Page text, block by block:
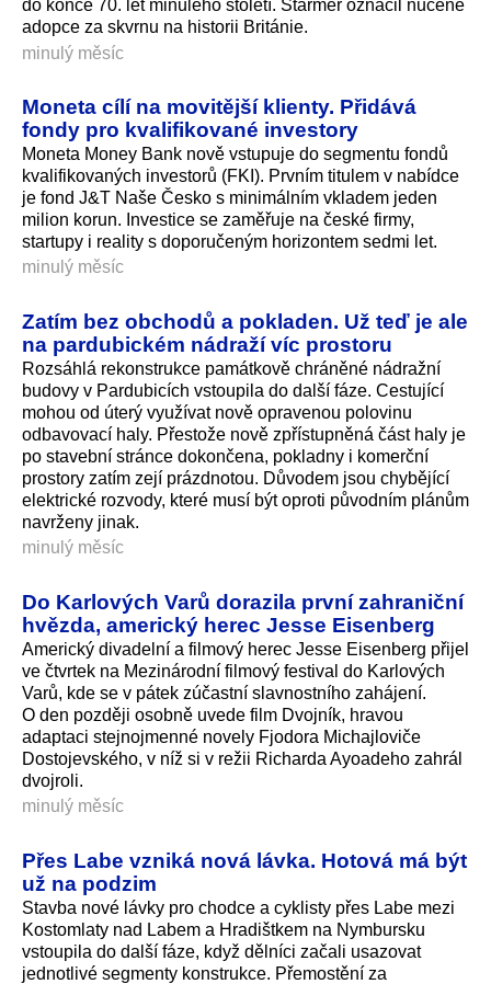
do konce 70. let minulého století. Starmer označil nucené
adopce za skvrnu na historii Británie.
minulý měsíc
Moneta cílí na movitější klienty. Přidává
fondy pro kvalifikované investory
Moneta Money Bank nově vstupuje do segmentu fondů
kvalifikovaných investorů (FKI). Prvním titulem v nabídce
je fond J&T Naše Česko s minimálním vkladem jeden
milion korun. Investice se zaměřuje na české firmy,
startupy i reality s doporučeným horizontem sedmi let.
minulý měsíc
Zatím bez obchodů a pokladen. Už teď je ale
na pardubickém nádraží víc prostoru
Rozsáhlá rekonstrukce památkově chráněné nádražní
budovy v Pardubicích vstoupila do další fáze. Cestující
mohou od úterý využívat nově opravenou polovinu
odbavovací haly. Přestože nově zpřístupněná část haly je
po stavební stránce dokončena, pokladny i komerční
prostory zatím zejí prázdnotou. Důvodem jsou chybějící
elektrické rozvody, které musí být oproti původním plánům
navrženy jinak.
minulý měsíc
Do Karlových Varů dorazila první zahraniční
hvězda, americký herec Jesse Eisenberg
Americký divadelní a filmový herec Jesse Eisenberg přijel
ve čtvrtek na Mezinárodní filmový festival do Karlových
Varů, kde se v pátek zúčastní slavnostního zahájení.
O den později osobně uvede film Dvojník, hravou
adaptaci stejnojmenné novely Fjodora Michajloviče
Dostojevského, v níž si v režii Richarda Ayoadeho zahrál
dvojroli.
minulý měsíc
Přes Labe vzniká nová lávka. Hotová má být
už na podzim
Stavba nové lávky pro chodce a cyklisty přes Labe mezi
Kostomlaty nad Labem a Hradištkem na Nymbursku
vstoupila do další fáze, když dělníci začali usazovat
jednotlivé segmenty konstrukce. Přemostění za